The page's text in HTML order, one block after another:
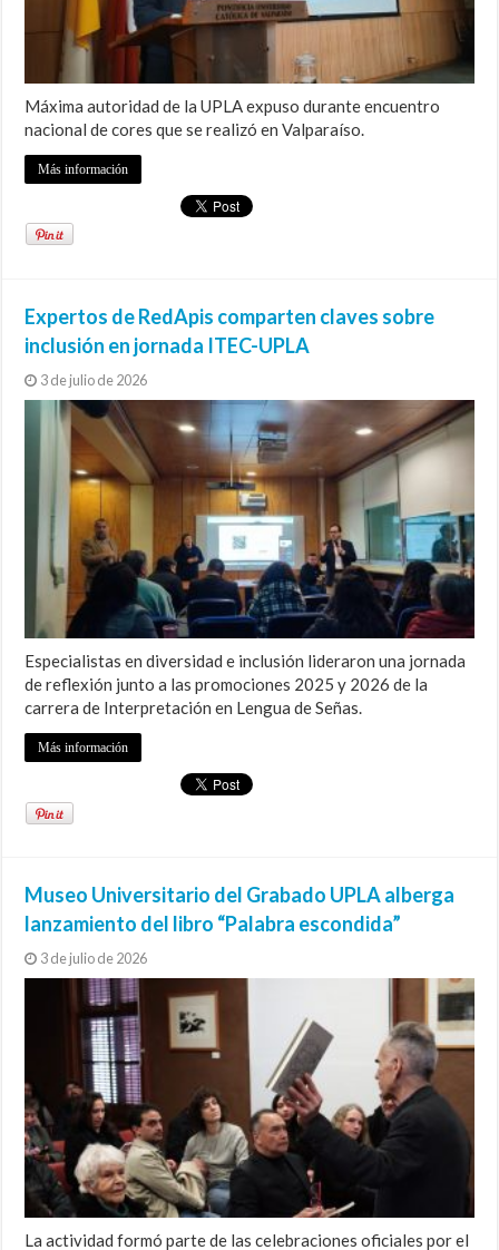
Máxima autoridad de la UPLA expuso durante encuentro
nacional de cores que se realizó en Valparaíso.
Más información
Expertos de RedApis comparten claves sobre
inclusión en jornada ITEC-UPLA
3 de julio de 2026
Especialistas en diversidad e inclusión lideraron una jornada
de reflexión junto a las promociones 2025 y 2026 de la
carrera de Interpretación en Lengua de Señas.
Más información
Museo Universitario del Grabado UPLA alberga
lanzamiento del libro “Palabra escondida”
3 de julio de 2026
La actividad formó parte de las celebraciones oficiales por el